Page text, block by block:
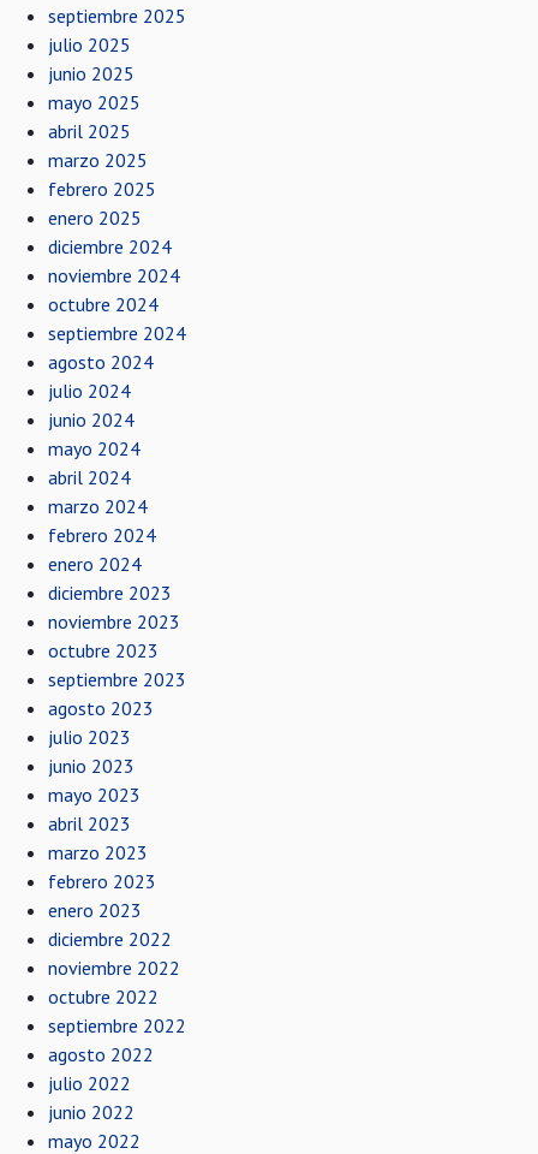
septiembre 2025
julio 2025
junio 2025
mayo 2025
abril 2025
marzo 2025
febrero 2025
enero 2025
diciembre 2024
noviembre 2024
octubre 2024
septiembre 2024
agosto 2024
julio 2024
junio 2024
mayo 2024
abril 2024
marzo 2024
febrero 2024
enero 2024
diciembre 2023
noviembre 2023
octubre 2023
septiembre 2023
agosto 2023
julio 2023
junio 2023
mayo 2023
abril 2023
marzo 2023
febrero 2023
enero 2023
diciembre 2022
noviembre 2022
octubre 2022
septiembre 2022
agosto 2022
julio 2022
junio 2022
mayo 2022